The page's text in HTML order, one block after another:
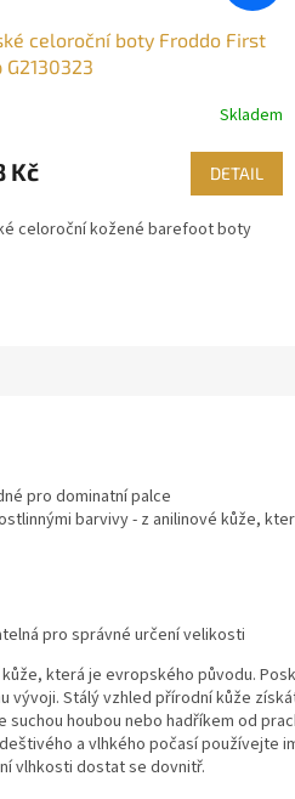
celoroční boty Froddo First
G2130323
Skladem
Kč DETAIL
celoroční kožené barefoot boty
pro dominatní palce
barvivy - z anilinové kůže,
pro správné určení velikosti
která je evropského původu.
vývoji. Stálý vzhled přírodní kůže
houbou nebo hadříkem od
a vlhkého počasí používejte
vlhkosti dostat se dovnitř.